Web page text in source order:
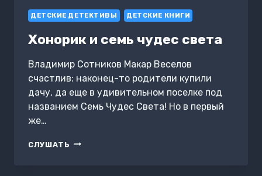
ДЕТСКИЕ ДЕТЕКТИВЫ ДЕТСКИЕ КНИГИ
Хонорик и семь чудес света
Владимир Сотников Макар Веселов
счастлив: наконец-то родители купили
дачу, да еще в удивительном поселке под
названием Семь Чудес Света! Но в первый
же…
СЛУШАТЬ ХОНОРИК